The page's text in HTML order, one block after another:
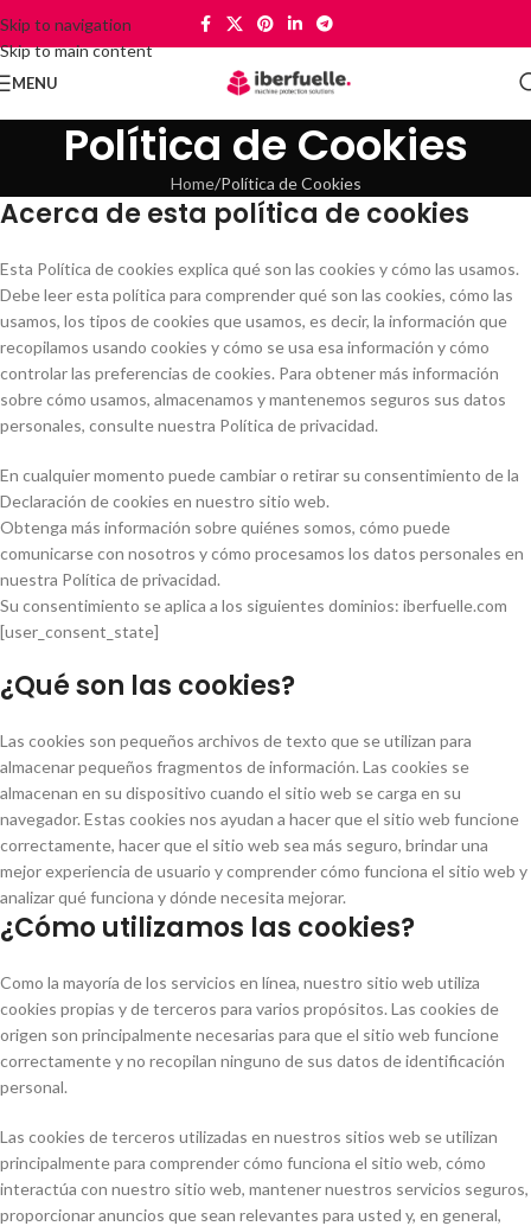
Skip to navigation
Skip to main content
MENU
Política de Cookies
Home Política de Cookies
Acerca de esta política de cookies
Esta Política de cookies explica qué son las cookies y cómo las usamos.
Debe leer esta política para comprender qué son las cookies, cómo las
usamos, los tipos de cookies que usamos, es decir, la información que
recopilamos usando cookies y cómo se usa esa información y cómo
controlar las preferencias de cookies. Para obtener más información
sobre cómo usamos, almacenamos y mantenemos seguros sus datos
personales, consulte nuestra Política de privacidad.
En cualquier momento puede cambiar o retirar su consentimiento de la
Declaración de cookies en nuestro sitio web.
Obtenga más información sobre quiénes somos, cómo puede
comunicarse con nosotros y cómo procesamos los datos personales en
nuestra Política de privacidad.
Su consentimiento se aplica a los siguientes dominios: iberfuelle.com
[user_consent_state]
¿Qué son las cookies?
Las cookies son pequeños archivos de texto que se utilizan para
almacenar pequeños fragmentos de información. Las cookies se
almacenan en su dispositivo cuando el sitio web se carga en su
navegador. Estas cookies nos ayudan a hacer que el sitio web funcione
correctamente, hacer que el sitio web sea más seguro, brindar una
mejor experiencia de usuario y comprender cómo funciona el sitio web y
analizar qué funciona y dónde necesita mejorar.
¿Cómo utilizamos las cookies?
Como la mayoría de los servicios en línea, nuestro sitio web utiliza
cookies propias y de terceros para varios propósitos. Las cookies de
origen son principalmente necesarias para que el sitio web funcione
correctamente y no recopilan ninguno de sus datos de identificación
personal.
Las cookies de terceros utilizadas en nuestros sitios web se utilizan
principalmente para comprender cómo funciona el sitio web, cómo
interactúa con nuestro sitio web, mantener nuestros servicios seguros,
proporcionar anuncios que sean relevantes para usted y, en general,